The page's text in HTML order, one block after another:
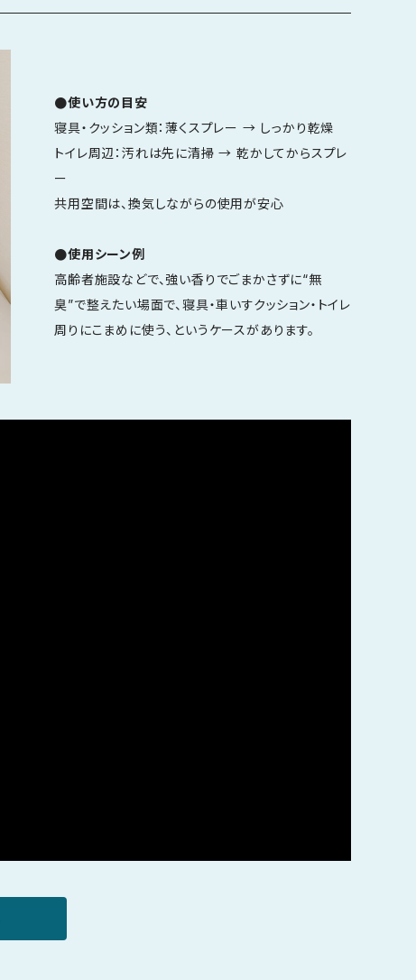
●使い方の目安
寝具・クッション類：薄くスプレー → しっかり乾燥
トイレ周辺：汚れは先に清掃 → 乾かしてからスプレ
ー
共用空間は、換気しながらの使用が安心
●使用シーン例
高齢者施設などで、強い香りでごまかさずに“無
臭”で整えたい場面で、寝具・車いすクッション・トイレ
周りにこまめに使う、というケースがあります。